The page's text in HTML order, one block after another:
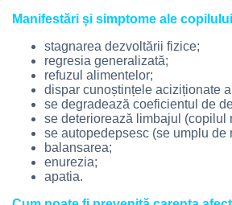
Manifestări și simptome ale
stagnarea dezvoltării fizice;
regresia generalizată;
refuzul alimentelor;
dispar cunoștințele aciziționate
se degradează coeficientul de
se deteriorează limbajul (copilul
se autopedepsesc (se umplu de
balansarea;
enurezia;
apatia.